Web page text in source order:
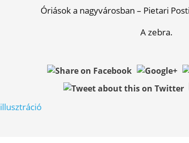
Óriások a nagyvárosban – Pietari
A zebra.
illusztráció